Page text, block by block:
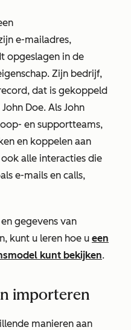
e-mailadres,
opgeslagen in de
Zijn bedrijf,
dat is gekoppeld
Doe. Als John
en supportteams,
en koppelen aan
alle interacties die
e-mails en calls,
gegevens van
kunt u leren hoe u een
kunt bekijken.
importeren
manieren aan